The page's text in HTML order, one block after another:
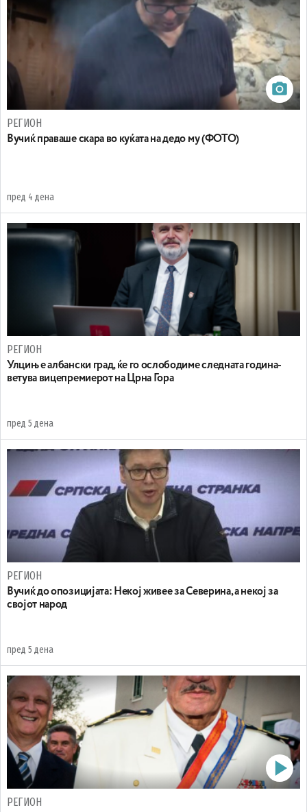
РЕГИОН
Вучиќ праваше скара во куќата на дедо му (ФОТО)
пред 4 дена
РЕГИОН
Улцињ е албански град, ќе го ослободиме следната година-
ветува вицепремиерот на Црна Гора
пред 5 дена
РЕГИОН
Вучиќ до опозицијата: Некој живее за Северина, а некој за
својот народ
пред 5 дена
РЕГИОН